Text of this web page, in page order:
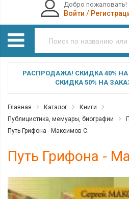
Добро пожаловать!
Войти /
РАСПРОДАЖА! СКИДКА 40% НА
СКИДКА 50% НА
Главная Каталог
Книги
Публицистика, мемуары, биографии
Путь Грифона - Максимов С.
Путь Грифона -